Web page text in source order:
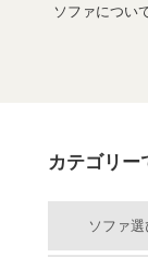
ソファについ
カテゴリー
ソファ